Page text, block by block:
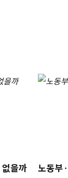
을까 노동부